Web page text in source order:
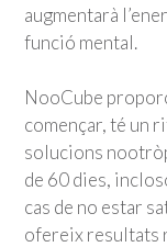
augmentarà
funció mental.
NooCube
començar, té un
solucions
de 60 dies,
cas de no estar
ofereix resultats